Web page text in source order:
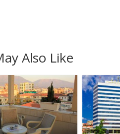
Also Like